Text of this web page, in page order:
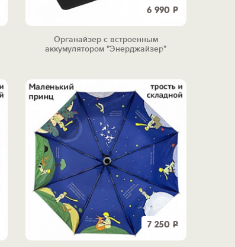
6 990 Р
Органайзер с встроенным
аккумулятором "Энерджайзер"
7 250 Р